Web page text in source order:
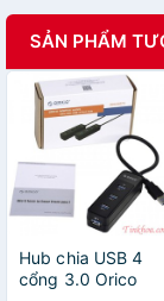
SẢN PHẨM
Hub chia USB 4
cổng 3.0 Orico